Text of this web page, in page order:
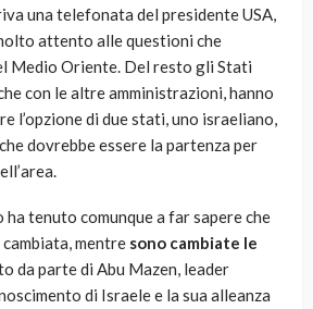
una telefonata del presidente USA,
attento alle questioni che
Medio Oriente. Del resto gli Stati
con le altre amministrazioni, hanno
l’opzione di due stati, uno israeliano,
dovrebbe essere la partenza per
tenuto comunque a far sapere che
mentre sono cambiate le
da parte di Abu Mazen, leader
di Israele e la sua alleanza